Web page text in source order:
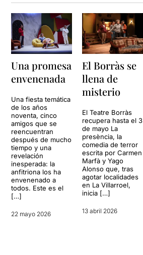
Una promesa
envenenada
Una fiesta temática
de los años
noventa, cinco
amigos que se
reencuentran
después de mucho
tiempo y una
revelación
inesperada: la
anfitriona los ha
envenenado a
todos. Este es el
[…]
22 mayo 2026
El Borràs se
llena de
misterio
El Teatre Borràs
recupera hasta el 3
de mayo La
presència, la
comedia de terror
escrita por Carmen
Marfà y Yago
Alonso que, tras
agotar localidades
en La Villarroel,
inicia […]
13 abril 2026